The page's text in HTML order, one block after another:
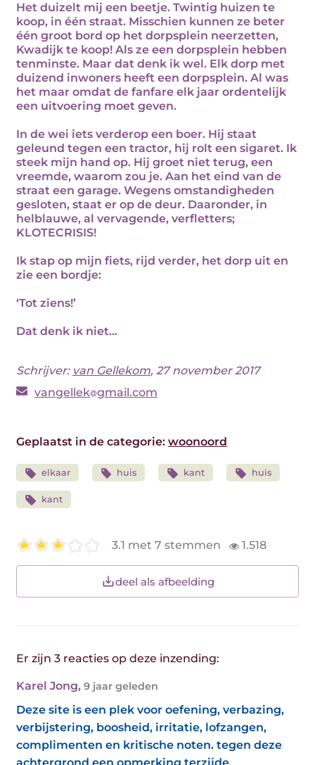
Het duizelt mij een beetje. Twintig huizen te
koop, in één straat. Misschien kunnen ze beter
één groot bord op het dorpsplein neerzetten,
Kwadijk te koop! Als ze een dorpsplein hebben
tenminste. Maar dat denk ik wel. Elk dorp met
duizend inwoners heeft een dorpsplein. Al was
het maar omdat de fanfare elk jaar ordentelijk
een uitvoering moet geven.
In de wei iets verderop een boer. Hij staat
geleund tegen een tractor, hij rolt een sigaret. Ik
steek mijn hand op. Hij groet niet terug, een
vreemde, waarom zou je. Aan het eind van de
straat een garage. Wegens omstandigheden
gesloten, staat er op de deur. Daaronder, in
helblauwe, al vervagende, verfletters;
KLOTECRISIS!
Ik stap op mijn fiets, rijd verder, het dorp uit en
zie een bordje:
‘Tot ziens!’
Dat denk ik niet…
Schrijver: van Gellekom, 27 november 2017
vangellek gmail.com
Geplaatst in de categorie: woonoord
elkaar huis kant huis
kant
3.1 met 7 stemmen 1.518
deel als afbeelding
Er zijn 3 reacties op deze inzending:
Karel Jong, 9 jaar geleden
Deze site is een plek voor oefening, verbazing,
verbijstering, boosheid, irritatie, lofzangen,
complimenten en kritische noten. tegen deze